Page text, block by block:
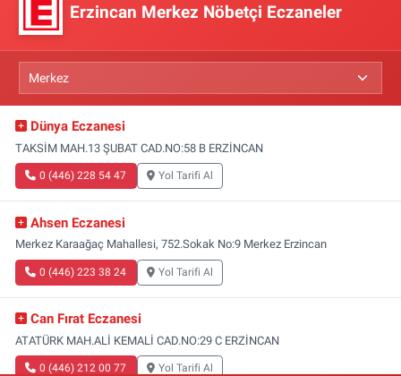
Erzincan Merkez Nöbetçi Eczaneler
Dünya Eczanesi
TAKSİM MAH.13 ŞUBAT CAD.NO:58 B ERZİNCAN
0 (446) 228 54 47 Yol Tarifi Al
Ahsen Eczanesi
Merkez Karaağaç Mahallesi, 752.Sokak No:9 Merkez Erzincan
0 (446) 223 38 24 Yol Tarifi Al
Can Fırat Eczanesi
ATATÜRK MAH.ALİ KEMALİ CAD.NO:29 C ERZİNCAN
0 (446) 212 00 77 Yol Tarifi Al